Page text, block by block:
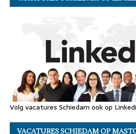
Volg vacatures Schiedam ook op
VACATURES SCHIEDAM OP